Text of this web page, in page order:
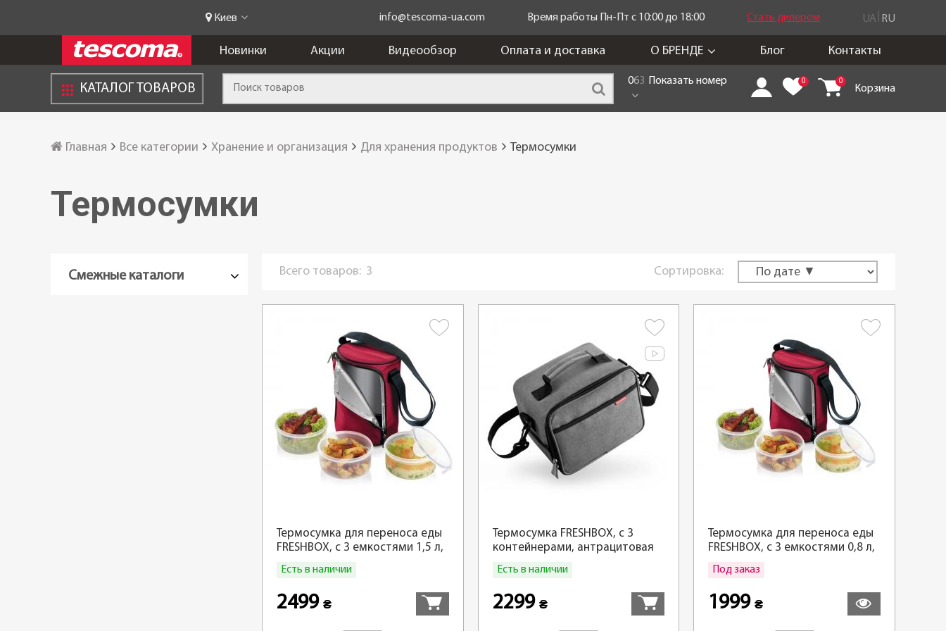
Киев info@tescoma-ua.com Время работы Пн-Пт c 10:00 до 18:00 Стать дилером UA RU
Новинки Акции Видеообзор Оплата и доставка О БРЕНДЕ Блог Контакты
КАТАЛОГ ТОВАРОВ
063 Показать номер 0 0
Корзина
Главная Все категории Хранение и организация Для хранения продуктов Термосумки
Термосумки
Смежные каталоги Всего товаров: 3 Сортировка:
Термосумка для переноса еды
FRESHBOX, с 3 емкостями 1,5 л,
Есть в наличии
2499 ₴
Термосумка FRESHBOX, с 3
контейнерами, антрацитовая
Есть в наличии
2299 ₴
Термосумка для переноса еды
FRESHBOX, с 3 емкостями 0,8 л,
Под заказ
1999₴